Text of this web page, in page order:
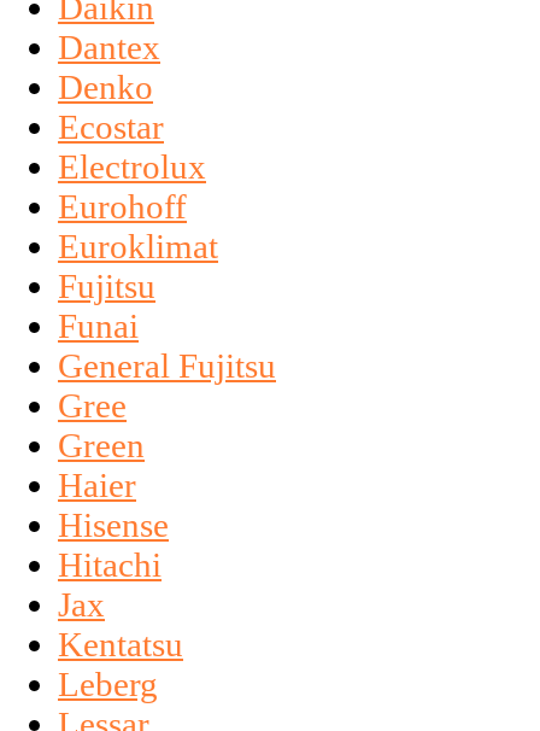
Dantex
Denko
Ecostar
Electrolux
Eurohoff
Euroklimat
Fujitsu
Funai
General Fujitsu
Gree
Green
Haier
Hisense
Hitachi
Jax
Kentatsu
Leberg